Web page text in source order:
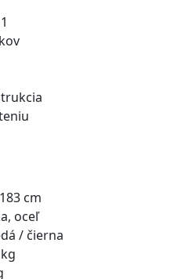
cm
oceľ
/ čierna